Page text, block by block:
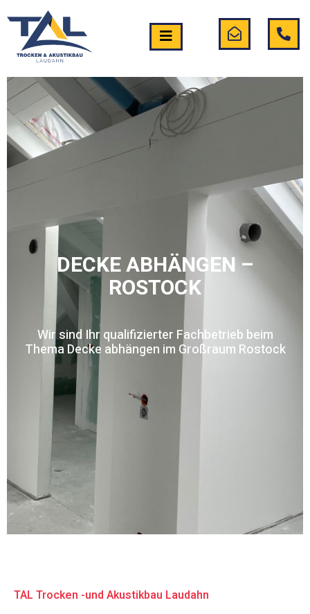
DECKE ABHÄNGEN –
ROSTOCK
Wir sind Ihr qualifizierter Fachbetrieb beim
Thema Decke abhängen im Großraum Rostock
TAL Trocken -und Akustikbau Laudahn